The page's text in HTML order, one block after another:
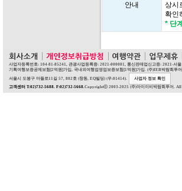
안내
상시
확인
* 단
사업자등록번호: 104-81-85241, 관광사업등록증: 2021-000001, 통신판매업신고증: 2021-서
기획여행보증공제보험[2억원]가입, 국내외여행업영업보증보험[1억원]가입. (주)IEB박람회투
서울시 도봉구 마들로11길 57, 802호 (창동, EQ빌딩) (우:01414).
사업자 정보 확인
고객센터 T:02)732-5688. F:02)732-5668.Copyrightⓒ 2003-2025 (주)아이이비박람회투어. All